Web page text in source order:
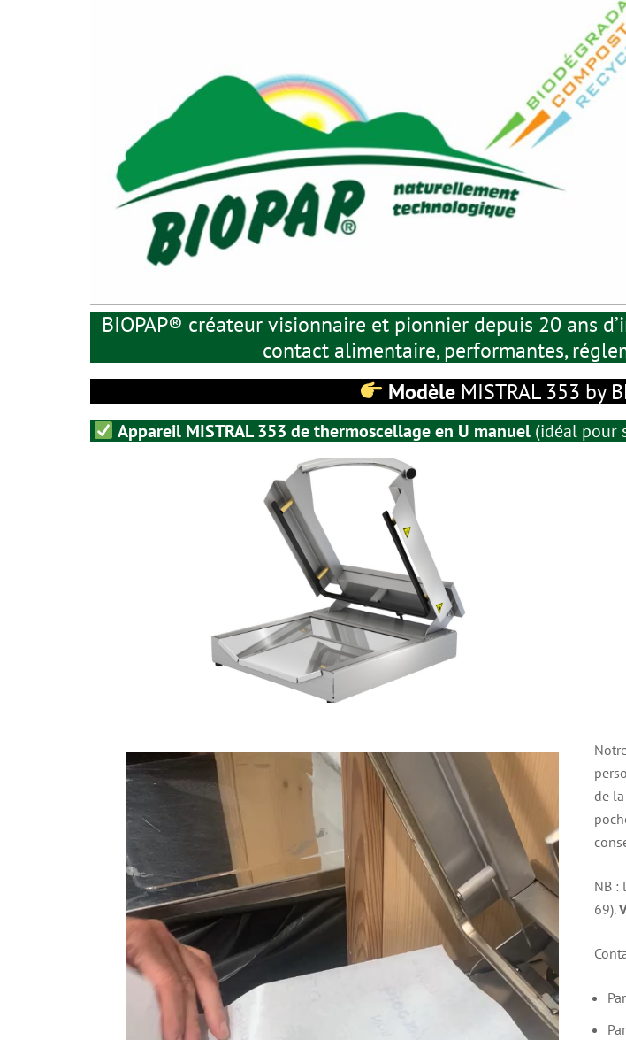
BIOPAP® créateur visionnaire et pionnier depuis 20 ans
contact alimentaire, performantes,
Modèle MISTRAL 353 by
Appareil MISTRAL 353 de thermoscellage en U manuel (idéal pour
de
NB :
69).